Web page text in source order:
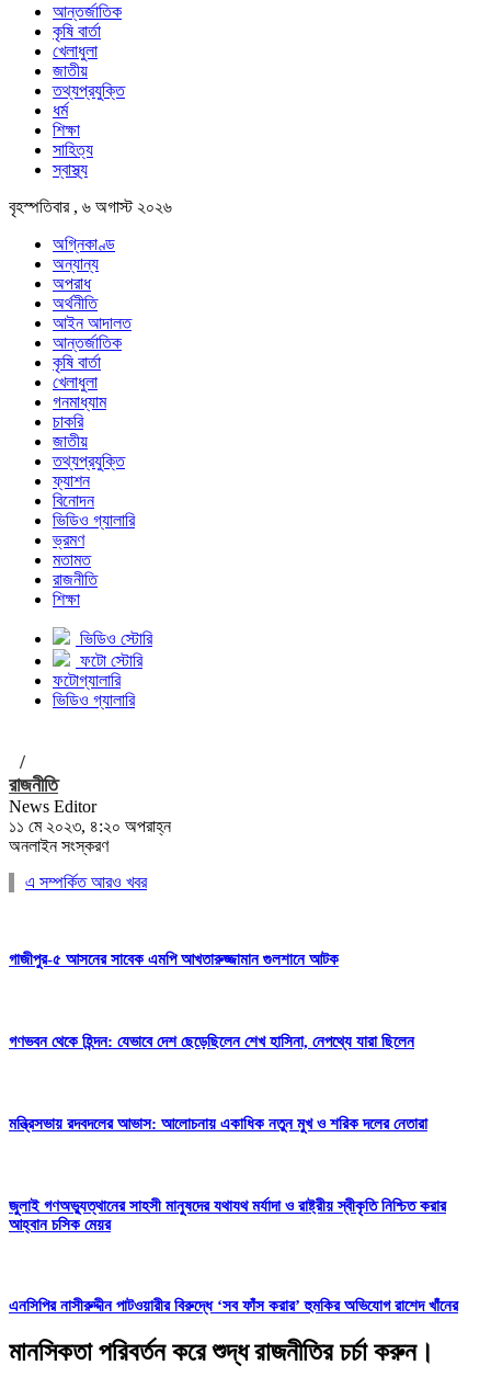
আন্তর্জাতিক
কৃষি বার্তা
খেলাধুলা
জাতীয়
তথ্যপ্রযুক্তি
ধর্ম
শিক্ষা
সাহিত্য
স্বাস্থ্য
বৃহস্পতিবার , ৬ অগাস্ট ২০২৬
অগ্নিকাণ্ড
অন্যান্য
অপরাধ
অর্থনীতি
আইন আদালত
আন্তর্জাতিক
কৃষি বার্তা
খেলাধুলা
গনমাধ্যাম
চাকরি
জাতীয়
তথ্যপ্রযুক্তি
ফ্যাশন
বিনোদন
ভিডিও গ্যালারি
ভ্রমণ
মতামত
রাজনীতি
শিক্ষা
ভিডিও স্টোরি
ফটো স্টোরি
ফটোগ্যালারি
ভিডিও গ্যালারি
/
রাজনীতি
News Editor
১১ মে ২০২৩, ৪:২০ অপরাহ্ন
অনলাইন সংস্করণ
এ সম্পর্কিত আরও খবর
গাজীপুর-৫ আসনের সাবেক এমপি আখতারুজ্জামান গুলশানে আটক
গণভবন থেকে হিন্দন: যেভাবে দেশ ছেড়েছিলেন শেখ হাসিনা, নেপথ্যে যারা ছিলেন
মন্ত্রিসভায় রদবদলের আভাস: আলোচনায় একাধিক নতুন মুখ ও শরিক দলের নেতারা
জুলাই গণঅভ্যুত্থানের সাহসী মানুষদের যথাযথ মর্যাদা ও রাষ্ট্রীয় স্বীকৃতি নিশ্চিত করার
আহ্বান চসিক মেয়র
এনসিপির নাসীরুদ্দীন পাটওয়ারীর বিরুদ্ধে ‘সব ফাঁস করার’ হুমকির অভিযোগ রাশেদ খাঁনের
মানসিকতা পরিবর্তন করে শুদ্ধ রাজনীতির চর্চা করুন।